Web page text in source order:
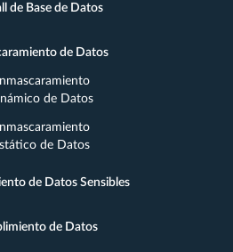
de Base de Datos
de Datos
de Datos
de Datos
de Datos Sensibles
de Datos